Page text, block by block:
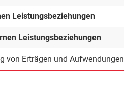
Leistungsbeziehungen
Leistungsbeziehungen
von Erträgen und